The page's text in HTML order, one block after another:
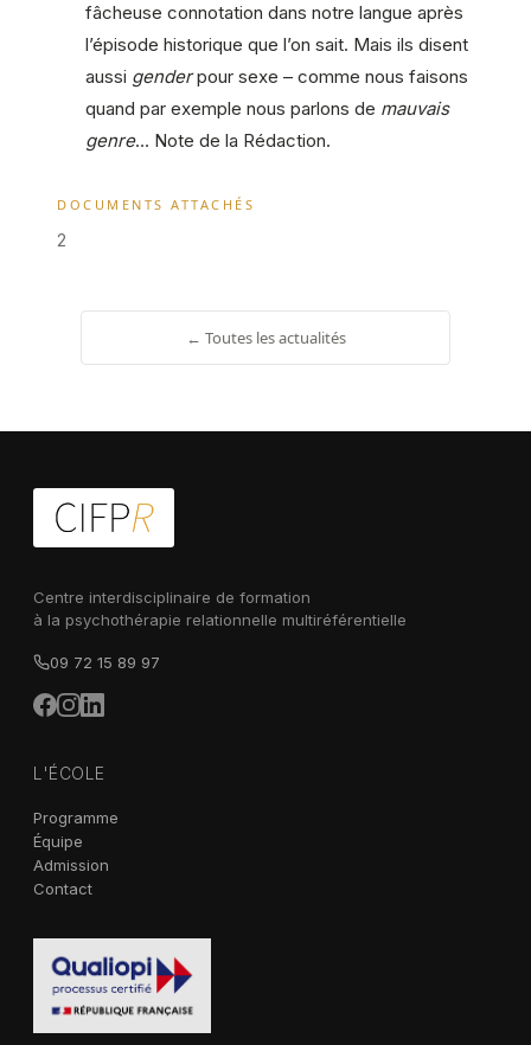
fâcheuse connotation dans notre langue après
l’épisode historique que l’on sait. Mais ils disent
aussi genderpour sexe – comme nous faisons
quand par exemple nous parlons de mauvais
genre… Note de la Rédaction.
DOCUMENTS ATTACHÉS
2
← Toutes les actualités
Centre interdisciplinaire de formation
à la psychothérapie relationnelle multiréférentielle
09 72 15 89 97
L'ÉCOLE
Programme
Équipe
Admission
Contact